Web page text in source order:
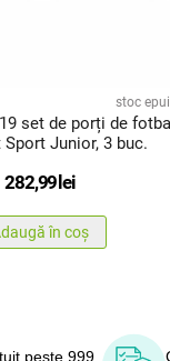
stoc
set de porți de fotbal
Junior, 3 buc.
282,99lei
în coș
peste 999